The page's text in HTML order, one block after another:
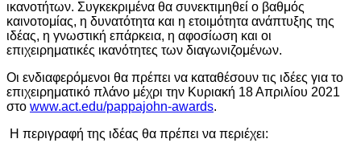
ικανοτήτων. Συγκεκριμένα θα συνεκτιμηθεί ο βαθμός
καινοτομίας, η δυνατότητα και η ετοιμότητα ανάπτυξης της
ιδέας, η γνωστική επάρκεια, η αφοσίωση και οι
επιχειρηματικές ικανότητες των διαγωνιζομένων.
Οι ενδιαφερόμενοι θα πρέπει να καταθέσουν τις ιδέες για το
επιχειρηματικό πλάνο μέχρι την Κυριακή 18 Απριλίου 2021
στο www.act.edu/pappajohn-awards.
Η περιγραφή της ιδέας θα πρέπει να περιέχει: